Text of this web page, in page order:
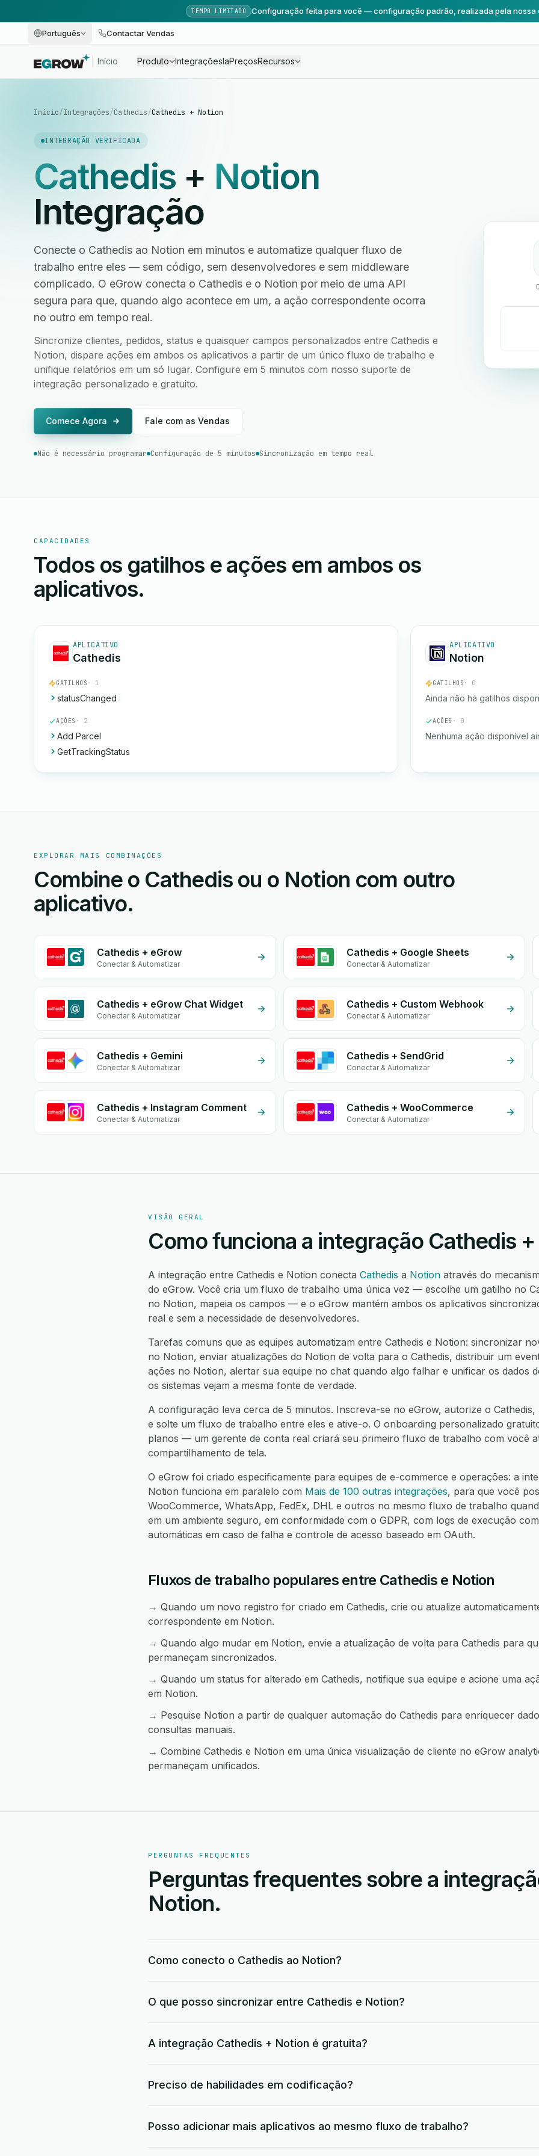
TEMPO LIMITADO Configuração feita para você — configuração padrão, realizada pela nossa
Português Contactar Vendas
Início Produto IntegraçõesIaPreçosRecursos
Início/Integrações/Cathedis/Cathedis + Notion
INTEGRAÇÃO VERIFICADA
Cathedis + Notion
Integração
Conecte o Cathedis ao Notion em minutos e automatize qualquer fluxo de
trabalho entre eles — sem código, sem desenvolvedores e sem middleware
complicado. O eGrow conecta o Cathedis e o Notion por meio de uma API
segura para que, quando algo acontece em um, a ação correspondente ocorra
no outro em tempo real.
Sincronize clientes, pedidos, status e quaisquer campos personalizados entre Cathedis e
Notion, dispare ações em ambos os aplicativos a partir de um único fluxo de trabalho e
unifique relatórios em um só lugar. Configure em 5 minutos com nosso suporte de
integração personalizado e gratuito.
Comece Agora Fale com as Vendas
Não é necessário programar Configuração de 5 minutos Sincronização em tempo real
CAPACIDADES
Todos os gatilhos e ações em ambos os
aplicativos.
APLICATIVO
Cathedis
GATILHOS · 1
statusChanged
AÇÕES · 2
Add Parcel
GetTrackingStatus
APLICATIVO
Notion
GATILHOS · 0
Ainda não há gatilhos
AÇÕES · 0
Nenhuma ação disponível
EXPLORAR MAIS COMBINAÇÕES
Combine o Cathedis ou o Notion com outro
aplicativo.
Cathedis + eGrow
Conectar & Automatizar
Cathedis + Google Sheets
Conectar & Automatizar
Cathedis + eGrow Chat Widget
Conectar & Automatizar
Cathedis + Custom Webhook
Conectar & Automatizar
Cathedis + Gemini
Conectar & Automatizar
Cathedis + SendGrid
Conectar & Automatizar
Cathedis + Instagram Comment
Conectar & Automatizar
Cathedis + WooCommerce
Conectar & Automatizar
VISÃO GERAL
Como funciona a integração Cathedis
A integração entre Cathedis e Notion conecta Cathedis a Notion através do
do eGrow. Você cria um fluxo de trabalho uma única vez — escolhe um gatilho no
no Notion, mapeia os campos — e o eGrow mantém ambos os aplicativos
real e sem a necessidade de desenvolvedores.
Tarefas comuns que as equipes automatizam entre Cathedis e Notion: sincronizar
no Notion, enviar atualizações do Notion de volta para o Cathedis, distribuir um
ações no Notion, alertar sua equipe no chat quando algo falhar e unificar os dados
os sistemas vejam a mesma fonte de verdade.
A configuração leva cerca de 5 minutos. Inscreva-se no eGrow, autorize o
e solte um fluxo de trabalho entre eles e ative-o. O onboarding personalizado
planos — um gerente de conta real criará seu primeiro fluxo de trabalho com você
compartilhamento de tela.
O eGrow foi criado especificamente para equipes de e-commerce e operações: a
Notion funciona em paralelo com Mais de 100 outras integrações, para que você
WooCommerce, WhatsApp, FedEx, DHL e outros no mesmo fluxo de trabalho
em um ambiente seguro, em conformidade com o GDPR, com logs de execução
automáticas em caso de falha e controle de acesso baseado em OAuth.
Fluxos de trabalho populares entre Cathedis e Notion
→ Quando um novo registro for criado em Cathedis, crie ou atualize
correspondente em Notion.
→ Quando algo mudar em Notion, envie a atualização de volta para Cathedis para
permaneçam sincronizados.
→ Quando um status for alterado em Cathedis, notifique sua equipe e acione uma
em Notion.
→ Pesquise Notion a partir de qualquer automação do Cathedis para enriquecer
consultas manuais.
→ Combine Cathedis e Notion em uma única visualização de cliente no eGrow
permaneçam unificados.
PERGUNTAS FREQUENTES
Perguntas frequentes sobre a
Notion.
Como conecto o Cathedis ao Notion?
O que posso sincronizar entre Cathedis e Notion?
A integração Cathedis + Notion é gratuita?
Preciso de habilidades em codificação?
Posso adicionar mais aplicativos ao mesmo fluxo de trabalho?